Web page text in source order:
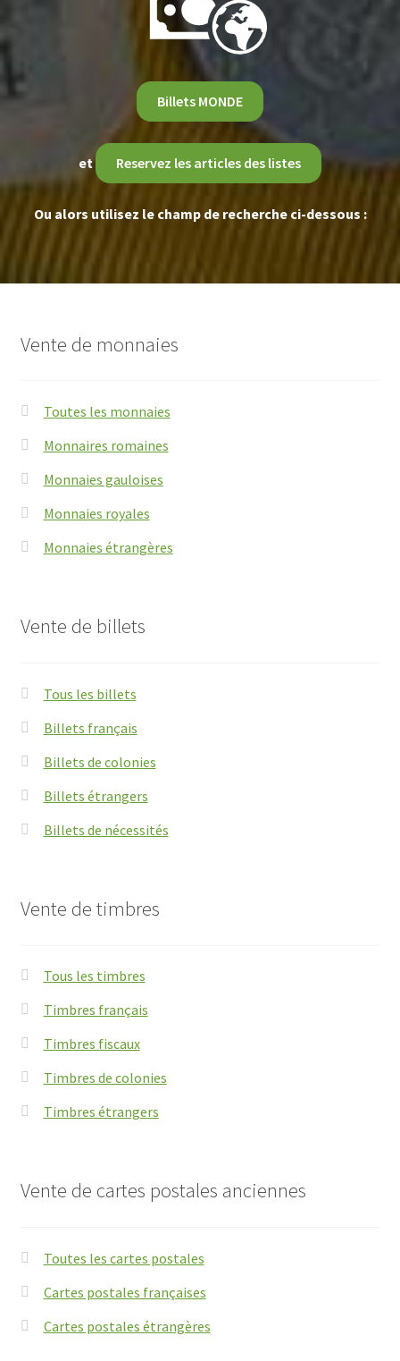
Billets MONDE
et Reservez les articles des listes
Ou alors utilisez le champ de recherche ci-dessous :
Vente de monnaies
Toutes les monnaies
Monnaires romaines
Monnaies gauloises
Monnaies royales
Monnaies étrangères
Vente de billets
Tous les billets
Billets français
Billets de colonies
Billets étrangers
Billets de nécessités
Vente de timbres
Tous les timbres
Timbres français
Timbres fiscaux
Timbres de colonies
Timbres étrangers
Vente de cartes postales anciennes
Toutes les cartes postales
Cartes postales françaises
Cartes postales étrangères